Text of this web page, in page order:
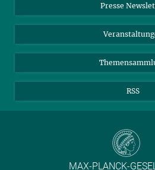
Meldestelle Fehlverhalten
YouTube
Presse
RSS
MAX-PLANCK-